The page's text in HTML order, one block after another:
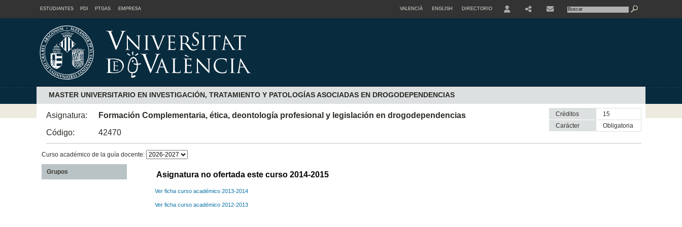
ESTUDIANTES PDI PTGAS EMPRESA VALENCIÀ ENGLISH DIRECTORIO
MASTER UNIVERSITARIO EN INVESTIGACIÓN, TRATAMIENTO Y PATOLOGÍAS ASOCIADAS EN DROGODEPENDENCIAS
Asignatura:
Formación Complementaria, ética, deontología profesional y legislación en drogodependencias
Código:
42470
Créditos
15
Carácter
obligatoria
Curso académico de la guía docente:
Grupos Asignatura no ofertada este curso 2014-2015
Ver ficha curso académico 2013-2014
Ver ficha curso académico 2012-2013